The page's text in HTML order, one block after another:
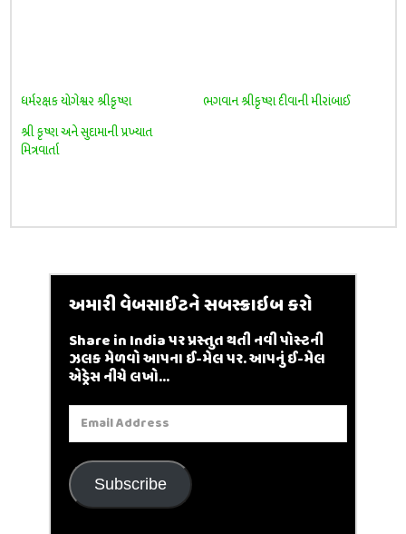
ધર્મરક્ષક યોગેશ્વર શ્રીકૃષ્ણ
ભગવાન શ્રીકૃષ્ણ દીવાની મીરાંબાઈ
શ્રી કૃષ્ણ અને સુદામાની પ્રખ્યાત
મિત્રવાર્તા
અમારી વેબસાઈટને સબસ્ક્રાઇબ કરો
Share in India પર પ્રસ્તુત થતી નવી પોસ્ટની
ઝલક મેળવો આપના ઈ-મેલ પર. આપનું ઈ-મેલ
એડ્રેસ નીચે લખો...
Email
Address
Subscribe